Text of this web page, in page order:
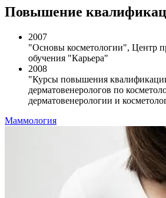
Повышение
2007
"Основы косметологии", Центр
обучения "Карьера"
2008
"Курсы повышения
дерматовенерологов по
дерматовенерологии и
Маммология